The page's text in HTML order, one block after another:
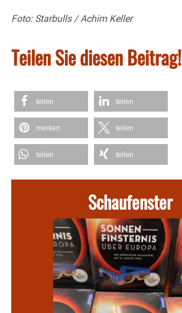
Foto: Starbulls / Achim Keller
Teilen Sie diesen Beitrag!
teilen teilen
merken teilen
teilen teilen
Schaufenster